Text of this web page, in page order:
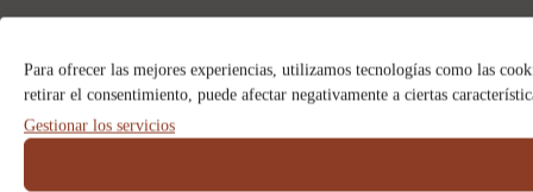
Para ofrecer las mejores experiencias, utilizamos tecnologías como las
retirar el consentimiento, puede afectar negativamente a ciertas
Gestionar los servicios